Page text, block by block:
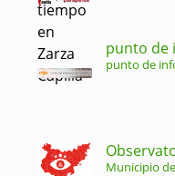
punto de
punto de
Municipio